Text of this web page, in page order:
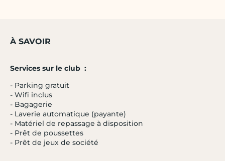
À SAVOIR
Services sur le club :
- Parking gratuit
- Wifi inclus
- Bagagerie
- Laverie automatique (payante)
- Matériel de repassage à disposition
- Prêt de poussettes
- Prêt de jeux de société